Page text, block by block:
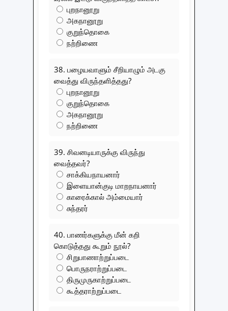
புறநானூறு
அகநானூறு
குறுந்தொகை
நற்றிணை
38. பழையவாளும் சீறியாழும் அடகு
வைத்து விருந்தளித்தது?
புறநானூறு
குறுந்தொகை
அகநானூறு
நற்றிணை
39. சிவனடியாருக்கு விருந்து
வைத்தவர்?
சாக்கியநாயனார்
இளையான்குடி மாறநாயனார்
காரைக்கால் அம்மையார்
சுந்தரர்
40. பாணர்களுக்கு மீன் கறி
கொடுத்தது கூறும் நூல்?
சிறுபாணாற்றுப்படை
பொருநராற்றுப்படை
திருமுருகாற்றுப்படை
கூத்தராற்றுப்படை